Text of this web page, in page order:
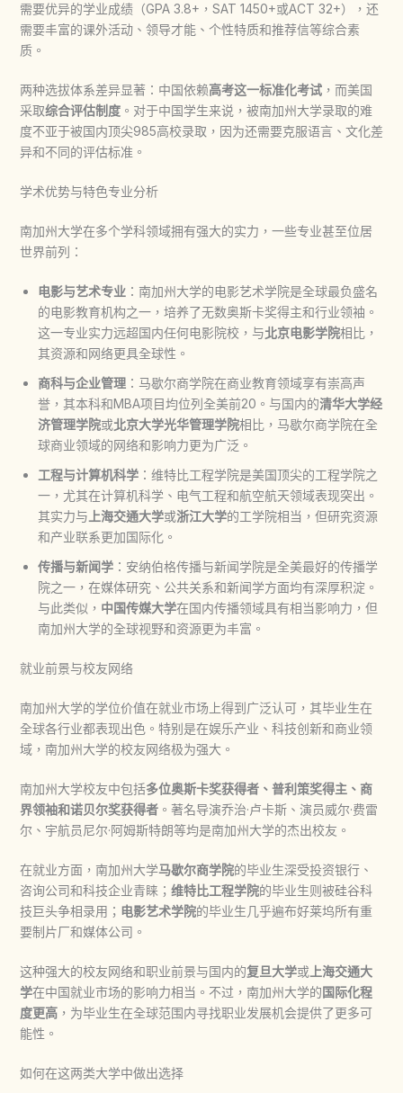
需要优异的学业成绩（GPA 3.8+，SAT 1450+或ACT 32+），还
需要丰富的课外活动、领导才能、个性特质和推荐信等综合素
质。
两种选拔体系差异显著：中国依赖高考这一标准化考试，而美国
采取综合评估制度。对于中国学生来说，被南加州大学录取的难
度不亚于被国内顶尖985高校录取，因为还需要克服语言、文化差
异和不同的评估标准。
学术优势与特色专业分析
南加州大学在多个学科领域拥有强大的实力，一些专业甚至位居
世界前列：
电影与艺术专业：南加州大学的电影艺术学院是全球最负盛名
的电影教育机构之一，培养了无数奥斯卡奖得主和行业领袖。
这一专业实力远超国内任何电影院校，与北京电影学院相比，
其资源和网络更具全球性。
商科与企业管理：马歇尔商学院在商业教育领域享有崇高声
誉，其本科和MBA项目均位列全美前20。与国内的清华大学经
济管理学院或北京大学光华管理学院相比，马歇尔商学院在全
球商业领域的网络和影响力更为广泛。
工程与计算机科学：维特比工程学院是美国顶尖的工程学院之
一，尤其在计算机科学、电气工程和航空航天领域表现突出。
其实力与上海交通大学或浙江大学的工学院相当，但研究资源
和产业联系更加国际化。
传播与新闻学：安纳伯格传播与新闻学院是全美最好的传播学
院之一，在媒体研究、公共关系和新闻学方面均有深厚积淀。
与此类似， 中国传媒大学在国内传播领域具有相当影响力，但
南加州大学的全球视野和资源更为丰富。
就业前景与校友网络
南加州大学的学位价值在就业市场上得到广泛认可，其毕业生在
全球各行业都表现出色。特别是在娱乐产业、科技创新和商业领
域，南加州大学的校友网络极为强大。
南加州大学校友中包括多位奥斯卡奖获得者、普利策奖得主、商
界领袖和诺贝尔奖获得者。著名导演乔治·卢卡斯、演员威尔·费雷
尔、宇航员尼尔·阿姆斯特朗等均是南加州大学的杰出校友。
在就业方面，南加州大学马歇尔商学院的毕业生深受投资银行、
咨询公司和科技企业青睐； 维特比工程学院的毕业生则被硅谷科
技巨头争相录用； 电影艺术学院的毕业生几乎遍布好莱坞所有重
要制片厂和媒体公司。
这种强大的校友网络和职业前景与国内的复旦大学或上海交通大
学在中国就业市场的影响力相当。不过，南加州大学的国际化程
度更高，为毕业生在全球范围内寻找职业发展机会提供了更多可
能性。
如何在这两类大学中做出选择